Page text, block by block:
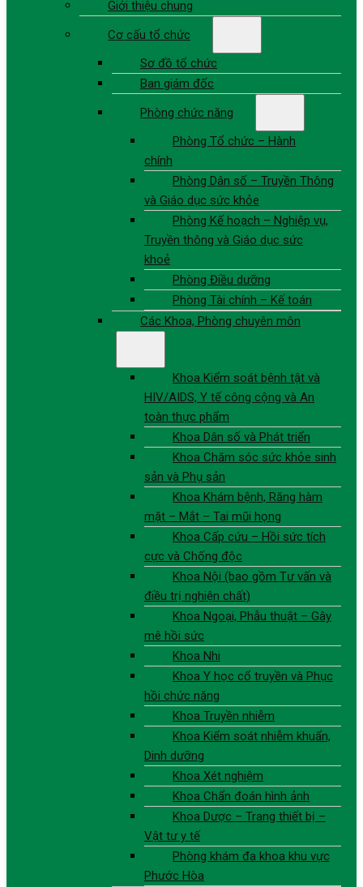
Giới thiệu chung
Cơ cấu tổ chức
Sơ đồ tổ chức
Ban giám đốc
Phòng chức năng
Phòng Tổ chức – Hành
chính
Phòng Dân số – Truyền Thông
và Giáo dục sức khỏe
Phòng Kế hoạch – Nghiệp vụ,
Truyền thông và Giáo dục sức
khoẻ
Phòng Điều dưỡng
Phòng Tài chính – Kế toán
Các Khoa, Phòng chuyên môn
Khoa Kiểm soát bệnh tật và
HIV/AIDS, Y tế công cộng và An
toàn thực phẩm
Khoa Dân số và Phát triển
Khoa Chăm sóc sức khỏe sinh
sản và Phụ sản
Khoa Khám bệnh, Răng hàm
mặt – Mắt – Tai mũi họng
Khoa Cấp cứu – Hồi sức tích
cực và Chống độc
Khoa Nội (bao gồm Tư vấn và
điều trị nghiện chất)
Khoa Ngoại, Phẫu thuật – Gây
mê hồi sức
Khoa Nhi
Khoa Y học cổ truyền và Phục
hồi chức năng
Khoa Truyền nhiễm
Khoa Kiểm soát nhiễm khuẩn,
Dinh dưỡng
Khoa Xét nghiệm
Khoa Chẩn đoán hình ảnh
Khoa Dược – Trang thiết bị –
Vật tư y tế
Phòng khám đa khoa khu vực
Phước Hòa